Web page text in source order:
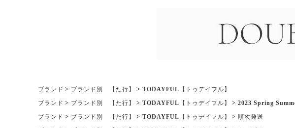
ブランド ブランド別 【た行】
TODAYFUL【トゥデイフル】
ブランド
ブランド別 【た行】 TODAYFUL【トゥデイフル】 2023 Spring
ブランド
ブランド別 【た行】 TODAYFUL【トゥデイフル】
順次発送